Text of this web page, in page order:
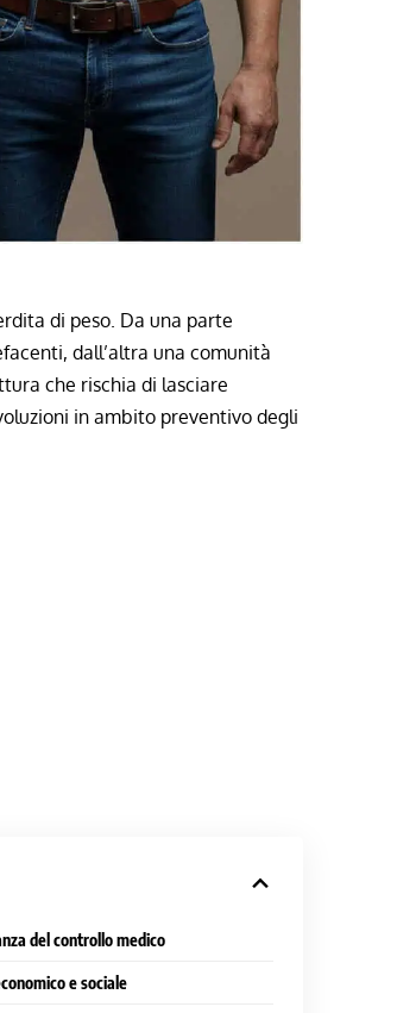
di peso. Da una parte
dall’altra una comunità
che rischia di lasciare
in ambito preventivo degli
del controllo medico
e sociale